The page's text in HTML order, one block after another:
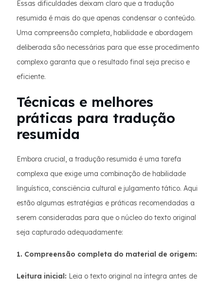
Essas dificuldades deixam claro que a tradução
resumida é mais do que apenas condensar o conteúdo.
Uma compreensão completa, habilidade e abordagem
deliberada são necessárias para que esse procedimento
complexo garanta que o resultado final seja preciso e
eficiente.
Técnicas e melhores
práticas para tradução
resumida
Embora crucial, a tradução resumida é uma tarefa
complexa que exige uma combinação de habilidade
linguística, consciência cultural e julgamento tático. Aqui
estão algumas estratégias e práticas recomendadas a
serem consideradas para que o núcleo do texto original
seja capturado adequadamente:
1. Compreensão completa do material de origem:
Leitura inicial: Leia o texto original na íntegra antes de